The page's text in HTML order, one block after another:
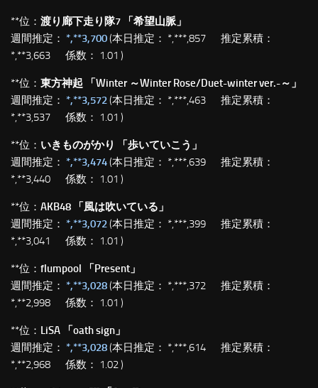
**位： 渡り廊下走り隊7 「希望山脈」
週間推定： *,**3,700(本日推定： *,***,857 推定累積：
*,**3,663 係数： 1.01 )
**位： 東方神起 「Winter ～Winter Rose/Duet-winter ver.-～」
週間推定： *,**3,572(本日推定： *,***,463 推定累積：
*,**3,537 係数： 1.01 )
**位： いきものがかり 「歩いていこう」
週間推定： *,**3,474(本日推定： *,***,639 推定累積：
*,**3,440 係数： 1.01 )
**位： AKB48 「風は吹いている」
週間推定： *,**3,072(本日推定： *,***,399 推定累積：
*,**3,041 係数： 1.01 )
**位： flumpool 「Present」
週間推定： *,**3,028(本日推定： *,***,372 推定累積：
*,**2,998 係数： 1.01 )
**位： LiSA 「oath sign」
週間推定： *,**3,028(本日推定： *,***,614 推定累積：
*,**2,968 係数： 1.02 )